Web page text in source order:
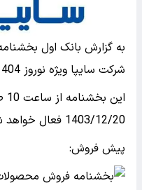
به گزارش بانک اول
شرکت سایپا ویژه نوروز 1404 از سوی این شرکت منتشر شد.
1403/12/20 فعال خواهد شد.
پیش فروش: